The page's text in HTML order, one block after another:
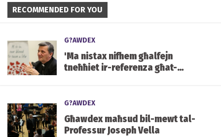
RECOMMENDED FOR YOU
G?AWDEX
'Ma nistax nifhem għalfejn
tneħħiet ir-referenza għat-
G?AWDEX
Għawdex maħsud bil-mewt tal-
Professur Joseph Vella